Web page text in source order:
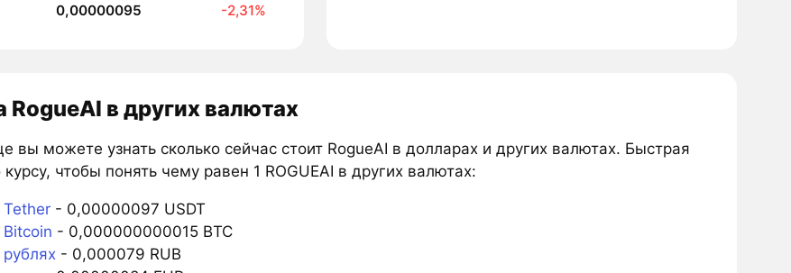
0,00000095 -2,31%
RogueAI в других валютах
вы можете узнать сколько сейчас стоит RogueAI в долларах и других валютах. Быстрая
чтобы понять чему равен 1 ROGUEAI в других валютах:
Tether- 0,00000097 USDT
Bitcoin - 0,000000000015 BTC
рублях- 0,000079 RUB